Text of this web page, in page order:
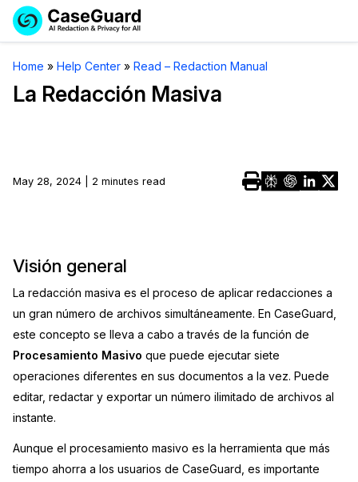
Servicios
Licencia de CaseGuard Studio
Soluciones
Redacción de documentos
Redacción en Bulto
Redacción de imágenes
Transcripción y Traducción
Cuerpos Policiales
La Atención Médica
El Gobierno
Sector Jurídico
Casinos
Precios
Preguntas Frecuentes
Artículos
Recomendaciones
Eventos
Solicitar cotización
Demo
Home » Help Center » Read – Redaction Manual
La Redacción Masiva
May 28, 2024 | 2 minutes read
Visión general
La redacción masiva es el proceso de aplicar redacciones a
un gran número de archivos simultáneamente. En CaseGuard,
este concepto se lleva a cabo a través de la función de
Procesamiento Masivo que puede ejecutar siete
operaciones diferentes en sus documentos a la vez. Puede
editar, redactar y exportar un número ilimitado de archivos al
instante.
Aunque el procesamiento masivo es la herramienta que más
tiempo ahorra a los usuarios de CaseGuard, es importante